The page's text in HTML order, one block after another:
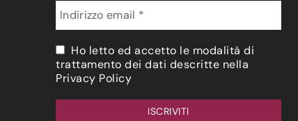
Ho letto ed accetto le modalità di
trattamento dei dati descritte nella
Privacy Policy